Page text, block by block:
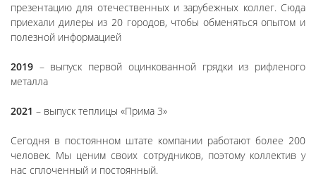
презентацию для отечественных и зарубежных коллег. Сюда
приехали дилеры из 20 городов, чтобы обменяться опытом и
полезной информацией
2019 – выпуск первой оцинкованной грядки из рифленого
металла
2021 – выпуск теплицы «Прима 3»
Сегодня в постоянном штате компании работают более 200
человек. Мы ценим своих сотрудников, поэтому коллектив у
нас сплоченный и постоянный.